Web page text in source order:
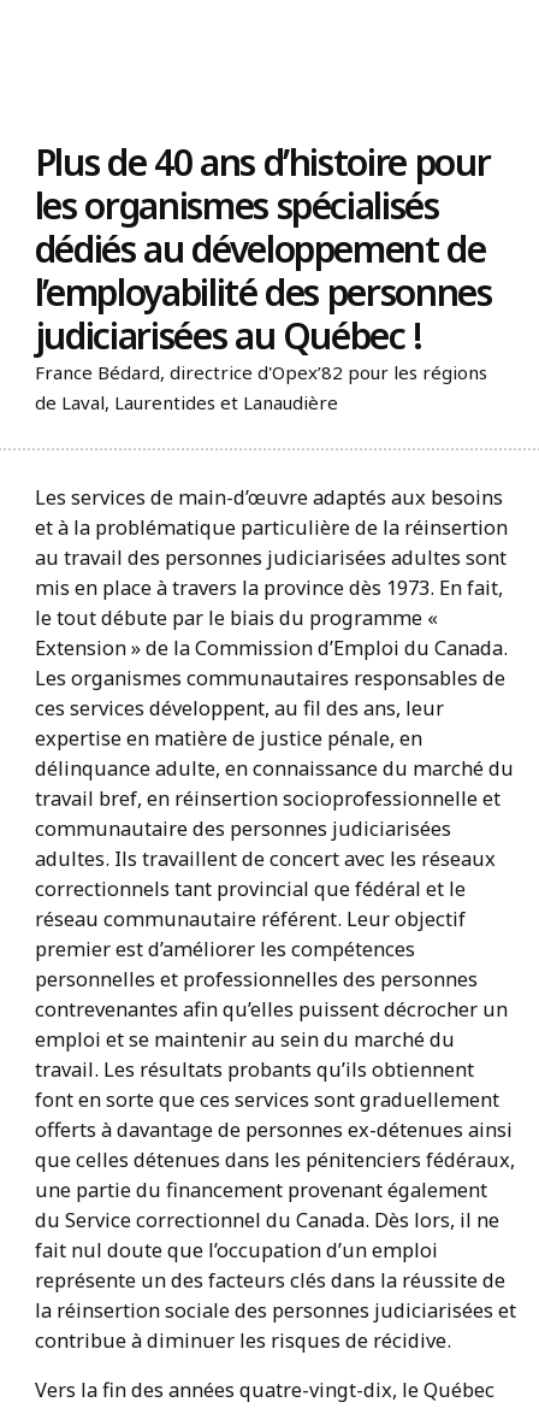
Plus de 40 ans d’histoire pour
les organismes spécialisés
dédiés au développement de
l’employabilité des personnes
judiciarisées au Québec !
France Bédard, directrice d'Opex’82 pour les régions
de Laval, Laurentides et Lanaudière
Les services de main-d’œuvre adaptés aux besoins
et à la problématique particulière de la réinsertion
au travail des personnes judiciarisées adultes sont
mis en place à travers la province dès 1973. En fait,
le tout débute par le biais du programme «
Extension » de la Commission d’Emploi du Canada.
Les organismes communautaires responsables de
ces services développent, au fil des ans, leur
expertise en matière de justice pénale, en
délinquance adulte, en connaissance du marché du
travail bref, en réinsertion socioprofessionnelle et
communautaire des personnes judiciarisées
adultes. Ils travaillent de concert avec les réseaux
correctionnels tant provincial que fédéral et le
réseau communautaire référent. Leur objectif
premier est d’améliorer les compétences
personnelles et professionnelles des personnes
contrevenantes afin qu’elles puissent décrocher un
emploi et se maintenir au sein du marché du
travail. Les résultats probants qu’ils obtiennent
font en sorte que ces services sont graduellement
offerts à davantage de personnes ex-détenues ainsi
que celles détenues dans les pénitenciers fédéraux,
une partie du financement provenant également
du Service correctionnel du Canada. Dès lors, il ne
fait nul doute que l’occupation d’un emploi
représente un des facteurs clés dans la réussite de
la réinsertion sociale des personnes judiciarisées et
contribue à diminuer les risques de récidive.
Vers la fin des années quatre-vingt-dix, le Québec